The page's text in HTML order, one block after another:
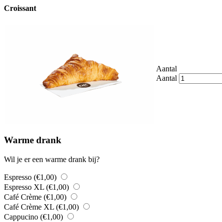
Croissant
Aantal
Aantal
Warme drank
Wil je er een warme drank bij?
Espresso (€1,00)
Espresso XL (€1,00)
Café Crème (€1,00)
Café Crème XL (€1,00)
Cappucino (€1,00)